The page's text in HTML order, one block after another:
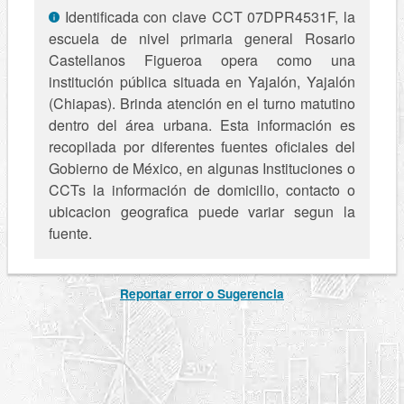
Identificada con clave CCT 07DPR4531F, la
escuela de nivel primaria general Rosario
Castellanos Figueroa opera como una
institución pública situada en Yajalón, Yajalón
(Chiapas). Brinda atención en el turno matutino
dentro del área urbana. Esta información es
recopilada por diferentes fuentes oficiales del
Gobierno de México, en algunas Instituciones o
CCTs la información de domicilio, contacto o
ubicacion geografica puede variar segun la
fuente.
Reportar error o Sugerencia